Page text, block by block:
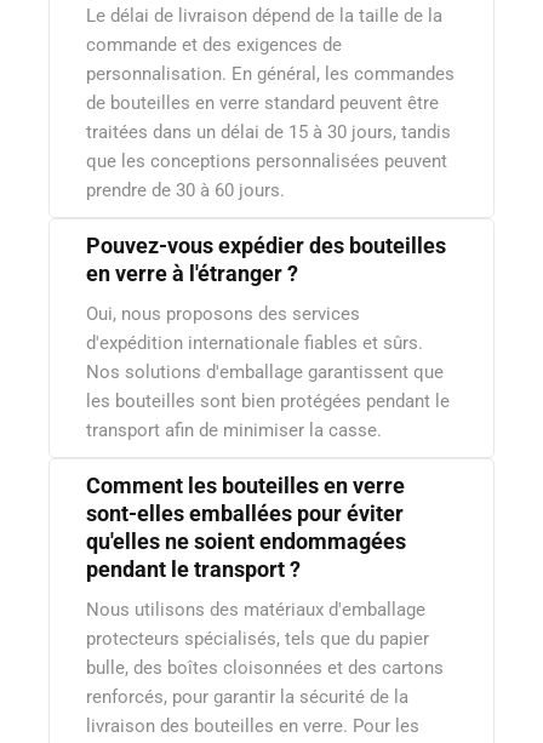
Le délai de livraison dépend de la taille de la
commande et des exigences de
personnalisation. En général, les commandes
de bouteilles en verre standard peuvent être
traitées dans un délai de 15 à 30 jours, tandis
que les conceptions personnalisées peuvent
prendre de 30 à 60 jours.
Pouvez-vous expédier des bouteilles
en verre à l'étranger ?
Oui, nous proposons des services
d'expédition internationale fiables et sûrs.
Nos solutions d'emballage garantissent que
les bouteilles sont bien protégées pendant le
transport afin de minimiser la casse.
Comment les bouteilles en verre
sont-elles emballées pour éviter
qu'elles ne soient endommagées
pendant le transport ?
Nous utilisons des matériaux d'emballage
protecteurs spécialisés, tels que du papier
bulle, des boîtes cloisonnées et des cartons
renforcés, pour garantir la sécurité de la
livraison des bouteilles en verre. Pour les